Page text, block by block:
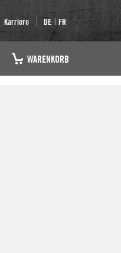
Karriere DE | FR
WARENKORB